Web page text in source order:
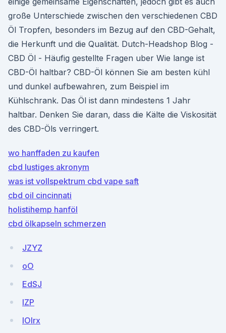
große Unterschiede zwischen den verschiedenen CBD
Öl Tropfen, besonders im Bezug auf den CBD-Gehalt,
die Herkunft und die Qualität. Dutch-Headshop Blog -
CBD Öl - Häufig gestellte Fragen uber Wie lange ist
CBD-Öl haltbar? CBD-Öl können Sie am besten kühl
und dunkel aufbewahren, zum Beispiel im
Kühlschrank. Das Öl ist dann mindestens 1 Jahr
haltbar. Denken Sie daran, dass die Kälte die Viskosität
des CBD-Öls verringert.
wo hanffaden zu kaufen
cbd lustiges akronym
was ist vollspektrum cbd vape saft
cbd oil cincinnati
holistihemp hanföl
cbd ölkapseln schmerzen
JZYZ
oO
EdSJ
lZP
lOlrx